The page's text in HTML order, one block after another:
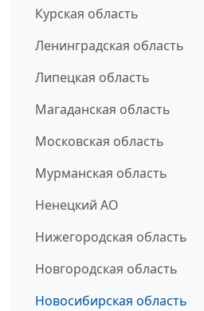
Курская область
Ленинградская область
Липецкая область
Магаданская область
Московская область
Мурманская область
Ненецкий АО
Нижегородская область
Новгородская область
Новосибирская область